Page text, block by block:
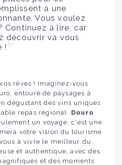
à une
Vous voulez
Continuez à lire, car
découvrir va vous
!
rêves ! Imaginez-vous
entouré de paysages à
dégustant des vins uniques
repas régional. Douro
un voyage, c'est une
votre vision du tourisme
à vivre le meilleur du
et authentique, avec des
et des moments